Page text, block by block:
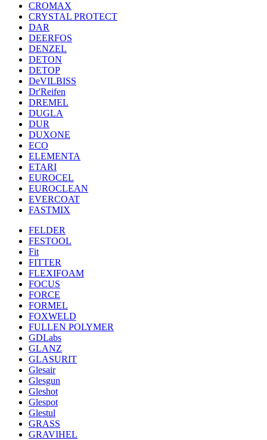
CROMAX
CRYSTAL PROTECT
DAR
DEERFOS
DENZEL
DETON
DETOP
DeVILBISS
Dr'Reifen
DREMEL
DUGLA
DUR
DUXONE
ECO
ELEMENTA
ETARI
EUROCEL
EUROCLEAN
EVERCOAT
FASTMIX
FELDER
FESTOOL
Fit
FITTER
FLEXIFOAM
FOCUS
FORCE
FORMEL
FOXWELD
FULLEN POLYMER
GDLabs
GLANZ
GLASURIT
Glesair
Glesgun
Gleshot
Glespot
Glestul
GRASS
GRAVIHEL